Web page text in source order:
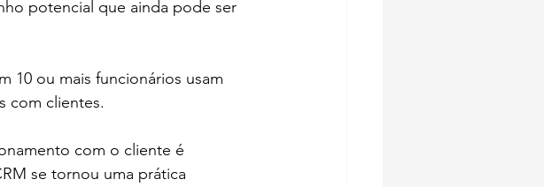
potencial que ainda pode ser
10 ou mais funcionários usam
com clientes.
com o cliente é
se tornou uma prática